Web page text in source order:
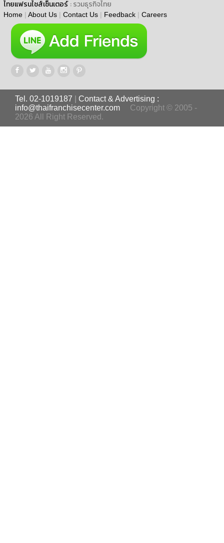
ไทยแฟรนไชส์เซ็นเตอร์ : รวมธุรกิจไทย
Home | About Us | Contact Us | Feedback | Careers
Tel. 02-1019187
Contact & Advertising :
info@thaifranchisecenter.com
Copyright © 2005 -
2026 All Right Reserved.